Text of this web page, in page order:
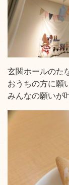
玄関ホールのた
おうちの方に願
みんなの願いが